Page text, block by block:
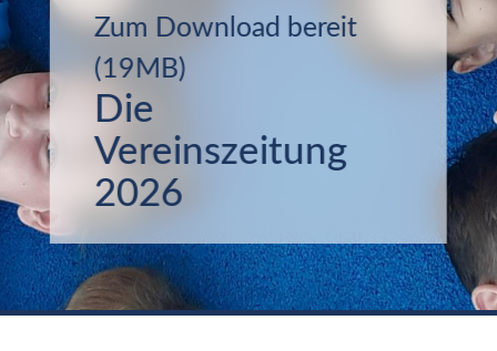
Zum Download bereit
(19MB)
Die
Vereinszeitung
2026